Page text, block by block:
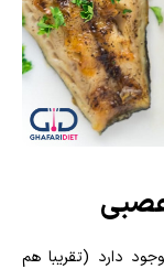
دارد (تقریبا هم